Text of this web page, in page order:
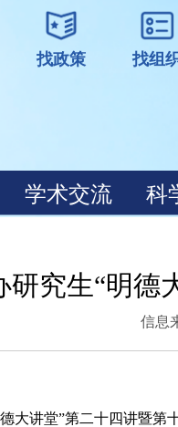
究生“明德
信息
讲堂”第二十四讲暨第